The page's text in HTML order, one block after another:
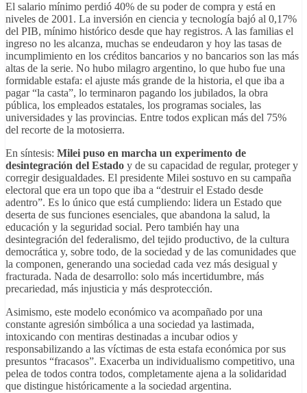
El salario mínimo perdió 40% de su poder de compra y está en
niveles de 2001. La inversión en ciencia y tecnología bajó al 0,17%
del PIB, mínimo histórico desde que hay registros. A las familias el
ingreso no les alcanza, muchas se endeudaron y hoy las tasas de
incumplimiento en los créditos bancarios y no bancarios son las más
altas de la serie. No hubo milagro argentino, lo que hubo fue una
formidable estafa: el ajuste más grande de la historia, el que iba a
pagar “la casta”, lo terminaron pagando los jubilados, la obra
pública, los empleados estatales, los programas sociales, las
universidades y las provincias. Entre todos explican más del 75%
del recorte de la motosierra.
En síntesis: Milei puso en marcha un experimento de
desintegración del Estado y de su capacidad de regular, proteger y
corregir desigualdades. El presidente Milei sostuvo en su campaña
electoral que era un topo que iba a “destruir el Estado desde
adentro”. Es lo único que está cumpliendo: lidera un Estado que
deserta de sus funciones esenciales, que abandona la salud, la
educación y la seguridad social. Pero también hay una
desintegración del federalismo, del tejido productivo, de la cultura
democrática y, sobre todo, de la sociedad y de las comunidades que
la componen, generando una sociedad cada vez más desigual y
fracturada. Nada de desarrollo: solo más incertidumbre, más
precariedad, más injusticia y más desprotección.
Asimismo, este modelo económico va acompañado por una
constante agresión simbólica a una sociedad ya lastimada,
intoxicando con mentiras destinadas a incubar odios y
responsabilizando a las víctimas de esta estafa económica por sus
presuntos “fracasos”. Exacerba un individualismo competitivo, una
pelea de todos contra todos, completamente ajena a la solidaridad
que distingue históricamente a la sociedad argentina.